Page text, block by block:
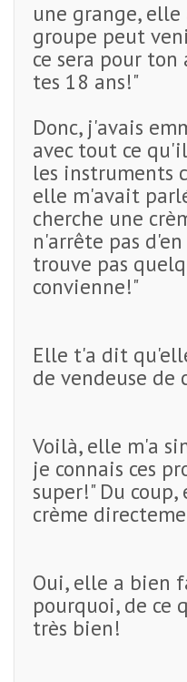
une grange,
groupe peut
ce sera pour
tes 18 ans!"
Donc, j'avais
avec tout ce
les instruments
elle m'avait
cherche une
n'arrête pas
trouve pas
convienne!"
Elle t'a dit
de vendeuse de
Voilà, elle m'a
je connais ces
super!" Du
crème
Oui, elle a bien
pourquoi, de ce
très bien!